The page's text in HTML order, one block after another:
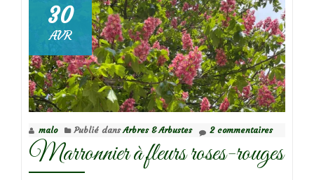
Focus
sur
le
rosier
‘Ritausma’
(syn.
Polareis,
Kamtschatka)
30
AVR
malo Publié dansArbres & Arbustes 2 commentaires
Marronnier à fleurs roses-rouges